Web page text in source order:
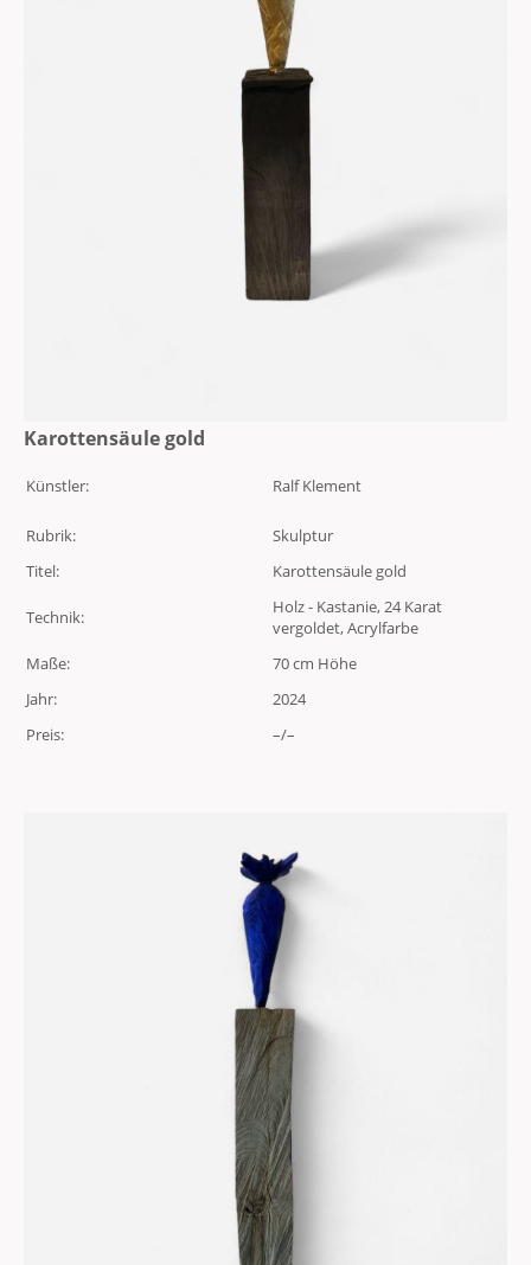
Karottensäule gold
Künstler: Ralf Klement
Rubrik:
Skulptur
Titel:
Karottensäule gold
Technik:
Holz - Kastanie, 24 Karat
vergoldet, Acrylfarbe
Maße:
70 cm Höhe
Jahr:
2024
Preis:
–/–